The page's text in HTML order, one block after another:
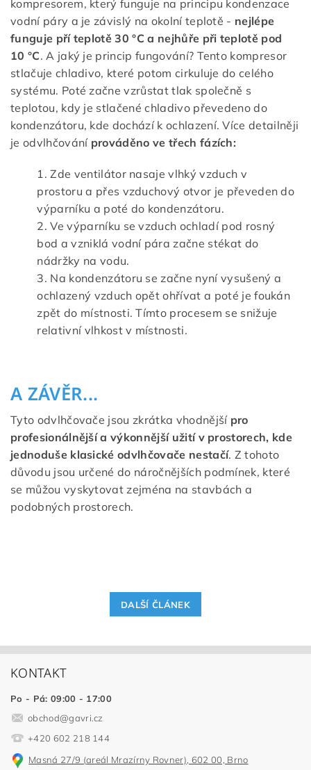
kompresorem, který funguje na principu kondenzace
vodní páry a je závislý na okolní teplotě - nejlépe
funguje pří teplotě30 °C a nejhůře při teplotě pod
10 °C. A jaký je princip fungování? Tento kompresor
stlačuje chladivo, které potom cirkuluje do celého
systému. Poté začne vzrůstat tlak společně s
teplotou, kdy je stlačené chladivo převedeno do
kondenzátoru, kde dochází k ochlazení. Více detailněji
je odvlhčování prováděno ve třech fázích:
Zde ventilátor nasaje vlhký vzduch v
prostoru a přes vzduchový otvor je převeden do
výparníku a poté do kondenzátoru.
Ve výparníku se vzduch ochladí pod rosný
bod a vzniklá vodní pára začne stékat do
nádržky na vodu.
Na kondenzátoru se začne nyní vysušený a
ochlazený vzduch opět ohřívat a poté je foukán
zpět do místnosti. Tímto procesem se snižuje
relativní vlhkost v místnosti.
A ZÁVĚR...
Tyto odvlhčovače jsou zkrátka vhodnější pro
profesionálnější a výkonnější užití v prostorech, kde
jednoduše klasické odvlhčovače nestačí. Z tohoto
důvodu jsou určené do náročnějších podmínek, které
se můžou vyskytovat zejména na stavbách a
podobných prostorech.
DALŠÍ ČLÁNEK
KONTAKT
Po - Pá: 09:00 - 17:00
obchod@gavri.cz
+420 602 218 144
Masná 27/9 (areál Mrazírny Rovner), 602 00, Brno